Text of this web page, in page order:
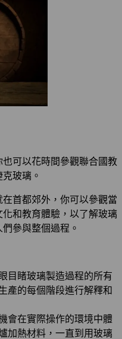
可以花時間參觀聯合國教
玻璃。
首都郊外，你可以參觀當
和教育體驗，以了解玻璃
參與整個過程。
目睹玻璃製造過程的所有
產的每個階段進行解釋和
會在實際操作的環境中體
加熱材料，一直到用玻璃